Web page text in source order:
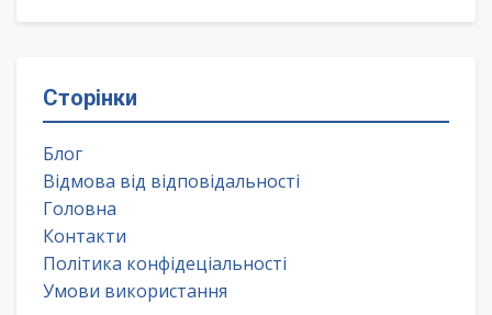
Сторінки
Блог
Відмова від відповідальності
Головна
Контакти
Політика конфідеціальності
Умови використання